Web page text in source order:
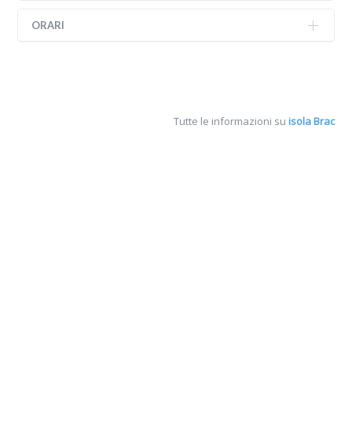
ORARI
Tutte le informazioni su isola Brac